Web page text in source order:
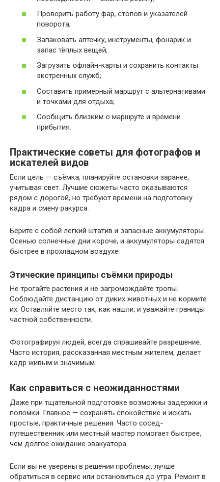
Проверить работу фар, стопов и указателей
поворота;
Запаковать аптечку, инструменты, фонарик и
запас тёплых вещей;
Загрузить офлайн-карты и сохранить контакты
экстренных служб;
Составить примерный маршрут с альтернативами
и точками для отдыха;
Сообщить близким о маршруте и времени
прибытия.
Практические советы для фотографов и
искателей видов
Если цель — съёмка, планируйте остановки заранее,
учитывая свет. Лучшие сюжеты часто оказываются
рядом с дорогой, но требуют времени на подготовку
кадра и смену ракурса.
Берите с собой лёгкий штатив и запасные аккумуляторы.
Осенью солнечные дни короче, и аккумуляторы садятся
быстрее в прохладном воздухе.
Этические принципы съёмки природы
Не трогайте растения и не загромождайте тропы.
Соблюдайте дистанцию от диких животных и не кормите
их. Оставляйте место так, как нашли, и уважайте границы
частной собственности.
Фотографируя людей, всегда спрашивайте разрешение.
Часто история, рассказанная местным жителем, делает
кадр живым и значимым.
Как справиться с неожиданностями
Даже при тщательной подготовке возможны задержки и
поломки. Главное — сохранять спокойствие и искать
простые, практичные решения. Часто сосед-
путешественник или местный мастер помогает быстрее,
чем долгое ожидание эвакуатора.
Если вы не уверены в решении проблемы, лучше
обратиться в сервис или остановиться до утра. Ремонт в